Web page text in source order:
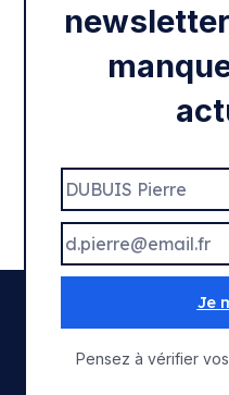
Je
Pensez à vérifier vos